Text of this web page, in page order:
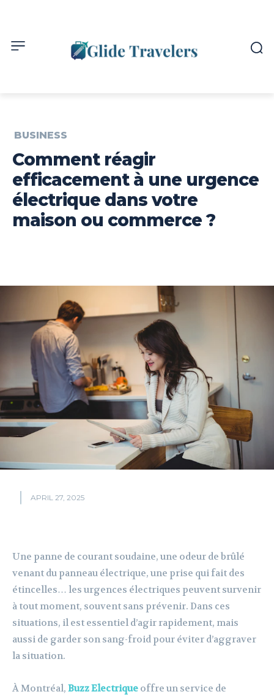
BUSINESS
Comment réagir
efficacement à une urgence
électrique dans votre
maison ou commerce ?
APRIL 27, 2025
Une panne de courant soudaine, une odeur de brûlé
venant du panneau électrique, une prise qui fait des
étincelles… les urgences électriques peuvent survenir
à tout moment, souvent sans prévenir. Dans ces
situations, il est essentiel d’agir rapidement, mais
aussi de garder son sang-froid pour éviter d’aggraver
la situation.
À Montréal, Buzz Electrique offre un service de